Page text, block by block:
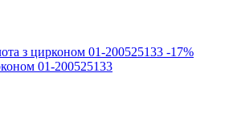
-17%
01-200525133